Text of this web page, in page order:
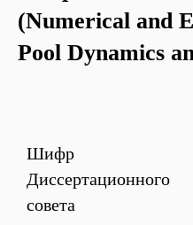
(Numerical and
Pool Dynamics
Шифр
Диссертационного
совета